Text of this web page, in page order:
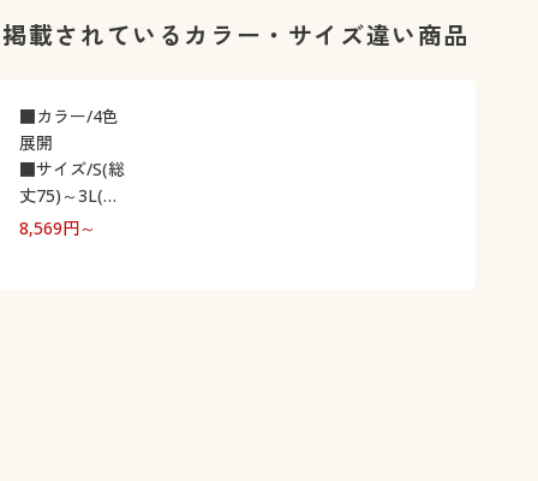
載されているカラー・サイズ違い商品
8,569円～
■カラー/4色
展開
■サイズ/S(総
丈75)～3L(総
丈85)